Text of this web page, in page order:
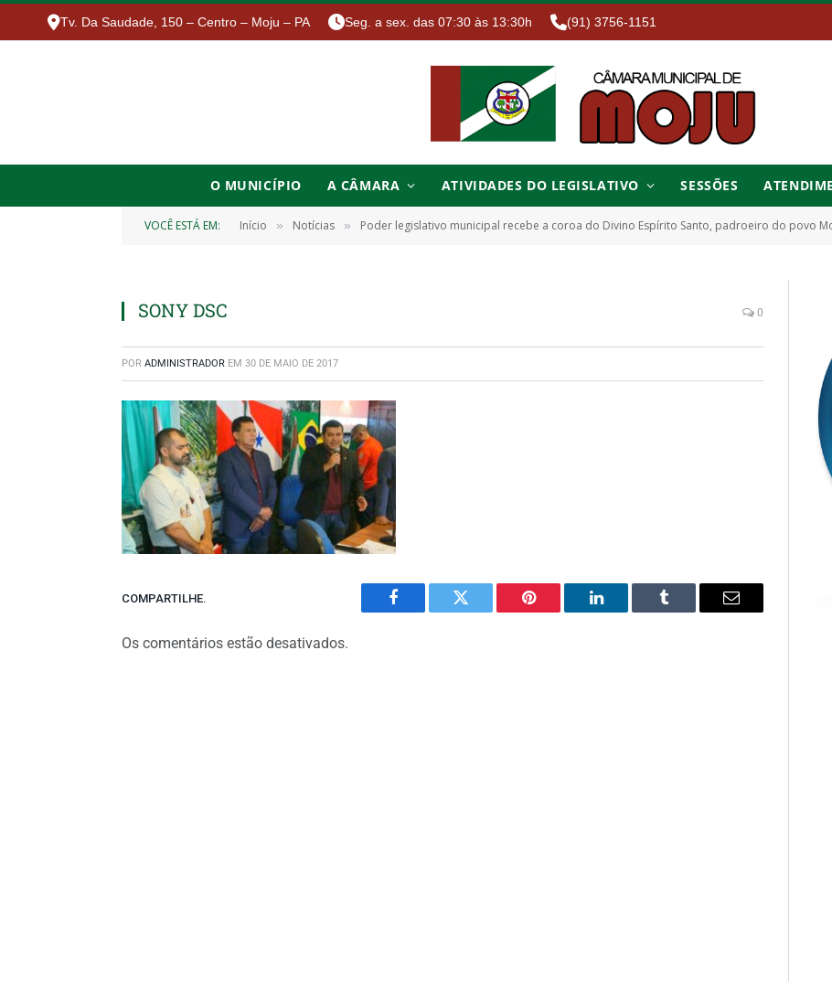
Tv. Da Saudade, 150 – Centro – Moju – PA Seg. a sex. das 07:30 às 13:30h (91) 3756-1151
O MUNICÍPIO A CÂMARA ATIVIDADES DO LEGISLATIVO SESSÕES
VOCÊ ESTÁ EM: Início » Notícias » Poder legislativo municipal recebe a coroa do Divino Espírito Santo, padroeiro do povo
SONY DSC 0
POR ADMINISTRADOR EM 30 DE MAIO DE 2017
COMPARTILHE.
Facebook Twitter Pinterest
O
Tumblr
E-
Os comentários estão desativados.